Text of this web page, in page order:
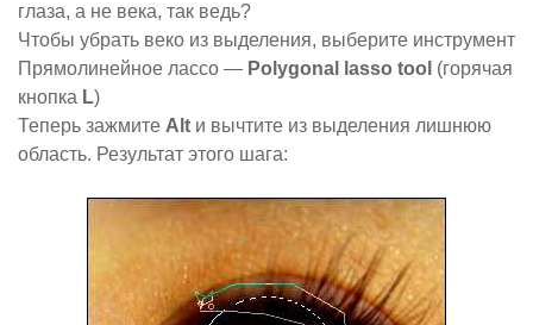
глаза, а не века, так ведь?
Чтобы убрать веко из выделения, выберите инструмент
Прямолинейное лассо — Polygonal lasso tool (горячая
кнопка L)
Теперь зажмите Alt и вычтите из выделения лишнюю
область. Результат этого шага: